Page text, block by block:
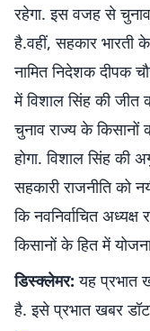
रहेगा. इस वजह से चुनाव
है.वहीं, सहकार भारती
नामित निदेशक दीपक
में विशाल सिंह की जीत
चुनाव राज्य के किसानों
होगा. विशाल सिंह की
सहकारी राजनीति को
कि नवनिर्वाचित
किसानों के हित में
डिस्क्लेमर: यह प्रभात
है. इसे प्रभात खबर डॉट